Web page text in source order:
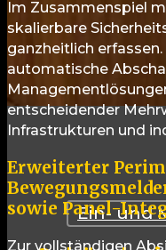
Ein- und
Im Zusammenspiel
skalierbare
ganzheitlich
automatische
entscheidender
Infrastrukturen und
Erweiterter
sowie Panel-
Zur vollständigen